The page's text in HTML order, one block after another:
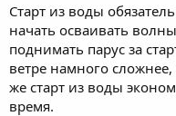
Старт из воды
начать осваивать
поднимать парус за
ветре намного
же старт из воды
время.